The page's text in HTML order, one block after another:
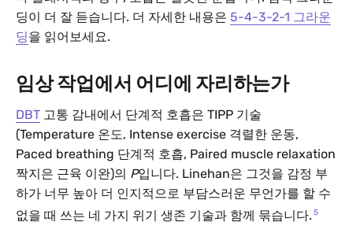
딩이 더 잘 듣습니다. 더 자세한 내용은 5-4-3-2-1 그라운
딩을 읽어보세요.
임상 작업에서 어디에 자리하는가
DBT 고통 감내에서 단계적 호흡은 TIPP 기술
(Temperature 온도, Intense exercise 격렬한 운동,
Paced breathing 단계적 호흡, Paired muscle relaxation
짝지은 근육 이완)의 P입니다. Linehan은 그것을 감정 부
하가 너무 높아 더 인지적으로 부담스러운 무언가를 할 수
없을 때 쓰는 네 가지 위기 생존 기술과 함께 묶습니다. 5